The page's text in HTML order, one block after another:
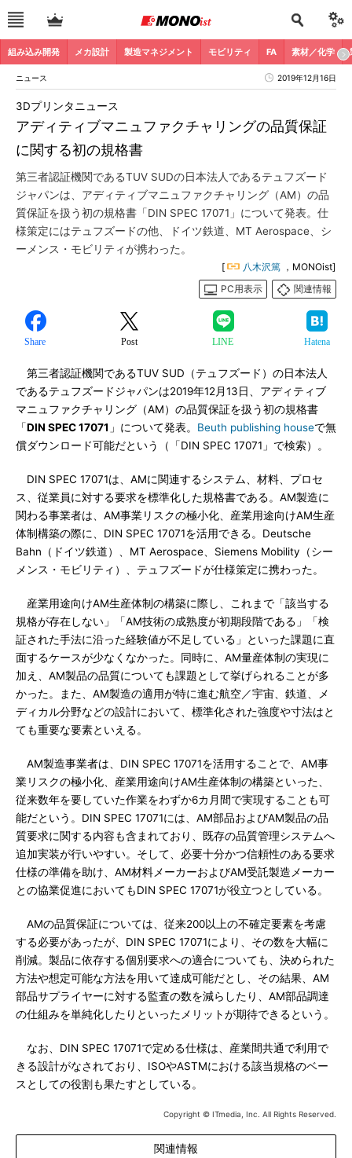
組み込み開発 メカ設計 製造マネジメント モビリティ FA 素材／化学
ニュース 2019年12月16日
アディティブマニュファクチャリングの品質保証
に関する初の規格書
3Dプリンタニュース
第三者認証機関であるTUV SUDの日本法人であるテュフズード
ジャパンは、アディティブマニュファクチャリング（AM）の品
質保証を扱う初の規格書「DIN SPEC 17071」について発表。仕
様策定にはテュフズードの他、ドイツ鉄道、MT Aerospace、シ
ーメンス・モビリティが携わった。
[ 八木沢篤 ，MONOist]
PC用表示
関連情報
Share Post LINE Hatena
第三者認証機関であるTUV SUD（テュフズード）の日本法人
であるテュフズードジャパンは2019年12月13日、アディティブ
マニュファクチャリング（AM）の品質保証を扱う初の規格書
「DIN SPEC 17071 」について発表。 Beuth publishing houseで無
償ダウンロード可能だという（「DIN SPEC 17071」で検索）。
DIN SPEC 17071は、AMに関連するシステム、材料、プロセ
ス、従業員に対する要求を標準化した規格書である。AM製造に
関わる事業者は、AM事業リスクの極小化、産業用途向けAM生産
体制構築の際に、DIN SPEC 17071を活用できる。Deutsche
Bahn（ドイツ鉄道）、MT Aerospace、Siemens Mobility（シー
メンス・モビリティ）、テュフズードが仕様策定に携わった。
産業用途向けAM生産体制の構築に際し、これまで「該当する
規格が存在しない」「AM技術の成熟度が初期段階である」「検
証された手法に沿った経験値が不足している」といった課題に直
面するケースが少なくなかった。同時に、AM量産体制の実現に
加え、AM製品の品質についても課題として挙げられることが多
かった。また、AM製造の適用が特に進む航空／宇宙、鉄道、メ
ディカル分野などの設計において、標準化された強度や寸法はと
ても重要な要素といえる。
AM製造事業者は、DIN SPEC 17071を活用することで、AM事
業リスクの極小化、産業用途向けAM生産体制の構築といった、
従来数年を要していた作業をわずか6カ月間で実現することも可
能だという。DIN SPEC 17071には、AM部品およびAM製品の品
質要求に関する内容も含まれており、既存の品質管理システムへ
追加実装が行いやすい。そして、必要十分かつ信頼性のある要求
仕様の準備を助け、AM材料メーカーおよびAM受託製造メーカー
との協業促進においてもDIN SPEC 17071が役立つとしている。
AMの品質保証については、従来200以上の不確定要素を考慮
する必要があったが、DIN SPEC 17071により、その数を大幅に
削減。製品に依存する個別要求への適合についても、決められた
方法や想定可能な方法を用いて達成可能だとし、その結果、AM
部品サプライヤーに対する監査の数を減らしたり、AM部品調達
の仕組みを単純化したりといったメリットが期待できるという。
なお、DIN SPEC 17071で定める仕様は、産業間共通で利用で
きる設計がなされており、ISOやASTMにおける該当規格のベー
スとしての役割も果たすとしている。
Copyright © ITmedia, Inc. All Rights Reserved.
関連情報